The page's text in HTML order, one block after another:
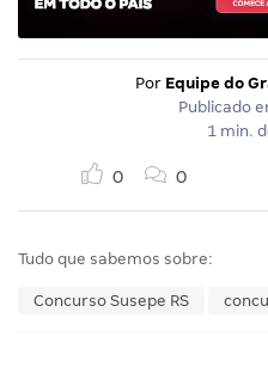
Por Equipe do
Publicado
1 min.
0 0
Tudo que sabemos sobre:
Concurso Susepe RS